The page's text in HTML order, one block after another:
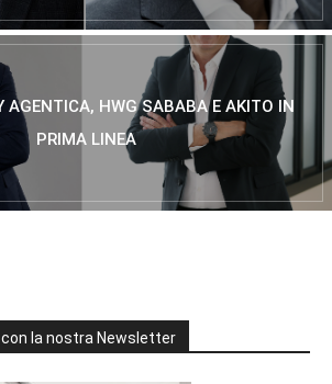
AGENTICA, HWG SABABA E AKITO IN
PRIMA LINEA
la nostra Newsletter